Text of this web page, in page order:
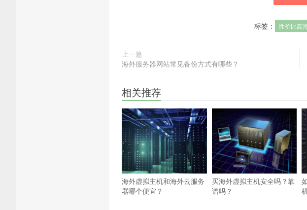
标签： 性价比高
上一篇
海外服务器网站常见备份方式有哪些？
相关推荐
海外虚拟主机和海外云服务
器哪个便宜？
买海外虚拟主机安全吗？靠
谱吗？